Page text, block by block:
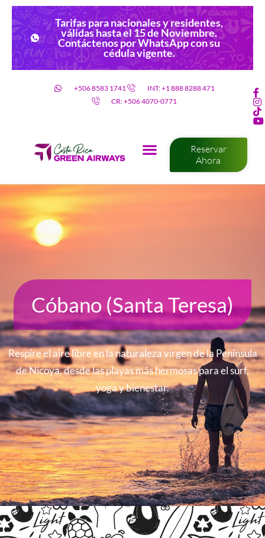
Tarifas para nacionales y residentes,
válidas hasta el 15 de Noviembre.
Contáctenos por WhatsApp con su
cédula vigente.
+506 8583 1741
INT: +1 888 8288 471
CR: +506 4070-0771
Reservar
Ahora
Cóbano (Santa Teresa)
Respire el aire libre en la naturaleza virgen de la Península
de Nicoya, desde las playas más hermosas para el surf,
yoga y bienestar.